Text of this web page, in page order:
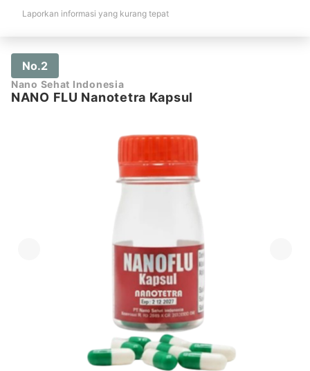
Laporkan informasi yang kurang tepat
No.2
Nano Sehat Indonesia
NANO FLU Nanotetra Kapsul